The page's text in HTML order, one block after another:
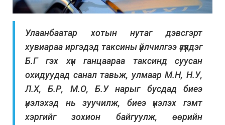
Улаанбаатар хотын нутаг дэвсгэрт
хувиараа иргэдэд таксины үйлчилгээ үзүүлдэг
Б.Г гэх хүн ганцаараа таксинд суусан
охидуудад санал тавьж, улмаар М.Н, Н.У,
Л.Х, Б.Р, М.О, Б.У нарыг бусдад биеэ
үнэлэхэд нь зуучилж, биеэ үнэлэх гэмт
хэргийг зохион байгуулж, өөрийн